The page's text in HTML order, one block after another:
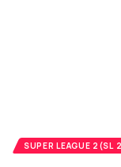
SUPER LEAGUE 2(SL